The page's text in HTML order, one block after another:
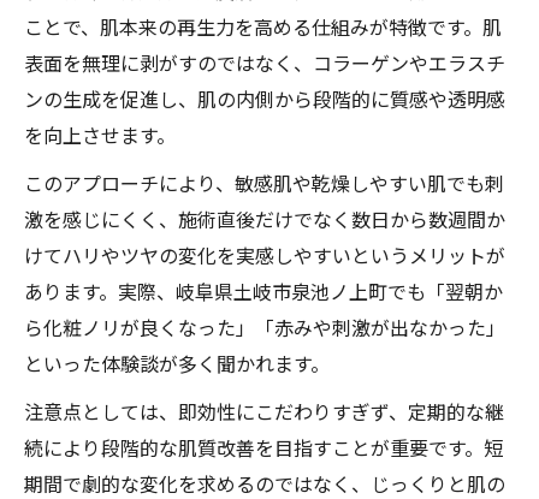
ことで、肌本来の再生力を高める仕組みが特徴です。肌
表面を無理に剥がすのではなく、コラーゲンやエラスチ
ンの生成を促進し、肌の内側から段階的に質感や透明感
を向上させます。
このアプローチにより、敏感肌や乾燥しやすい肌でも刺
激を感じにくく、施術直後だけでなく数日から数週間か
けてハリやツヤの変化を実感しやすいというメリットが
あります。実際、岐阜県土岐市泉池ノ上町でも「翌朝か
ら化粧ノリが良くなった」「赤みや刺激が出なかった」
といった体験談が多く聞かれます。
注意点としては、即効性にこだわりすぎず、定期的な継
続により段階的な肌質改善を目指すことが重要です。短
期間で劇的な変化を求めるのではなく、じっくりと肌の